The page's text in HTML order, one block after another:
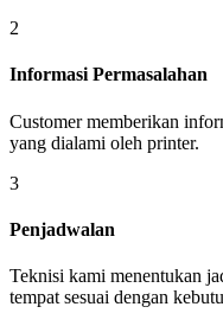
2
Informasi Permasalahan
Customer memberikan
yang dialami oleh printer.
3
Penjadwalan
Teknisi kami menentukan
tempat sesuai dengan